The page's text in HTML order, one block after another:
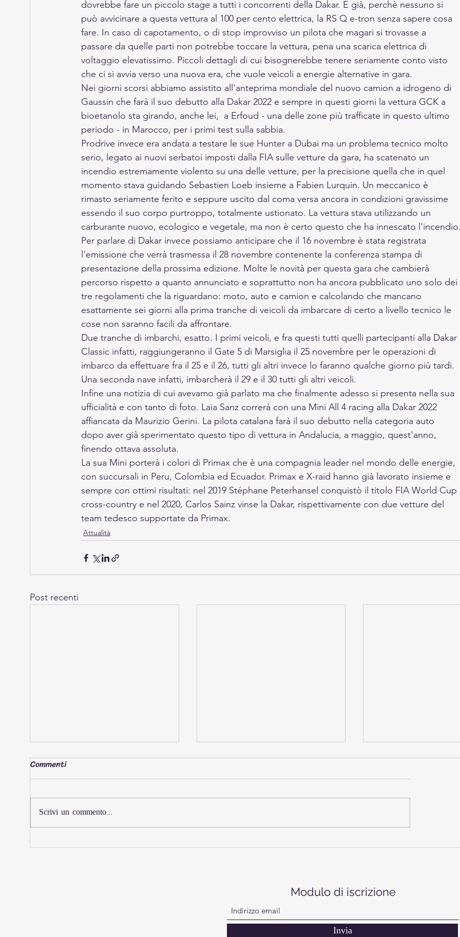
dovrebbe fare un piccolo stage a tutti i concorrenti della Dakar. E già, perchè nessuno si
può avvicinare a questa vettura al 100 per cento elettrica, la RS Q e-tron senza sapere cosa
fare. In caso di capotamento, o di stop improvviso un pilota che magari si trovasse a
passare da quelle parti non potrebbe toccare la vettura, pena una scarica elettrica di
voltaggio elevatissimo. Piccoli dettagli di cui bisognerebbe tenere seriamente conto visto
che ci si avvia verso una nuova era, che vuole veicoli a energie alternative in gara.
Nei giorni scorsi abbiamo assistito all'anteprima mondiale del nuovo camion a idrogeno di
Gaussin che farà il suo debutto alla Dakar 2022 e sempre in questi giorni la vettura GCK a
bioetanolo sta girando, anche lei,  a Erfoud - una delle zone più trafficate in questo ultimo
periodo - in Marocco, per i primi test sulla sabbia.
Prodrive invece era andata a testare le sue Hunter a Dubai ma un problema tecnico molto
serio, legato ai nuovi serbatoi imposti dalla FIA sulle vetture da gara, ha scatenato un
incendio estremamente violento su una delle vetture, per la precisione quella che in quel
momento stava guidando Sebastien Loeb insieme a Fabien Lurquin. Un meccanico è
rimasto seriamente ferito e seppure uscito dal coma versa ancora in condizioni gravissime
essendo il suo corpo purtroppo, totalmente ustionato. La vettura stava utilizzando un
carburante nuovo, ecologico e vegetale, ma non è certo questo che ha innescato
Per parlare di Dakar invece possiamo anticipare che il 16 novembre è stata registrata
l'emissione che verrà trasmessa il 28 novembre contenente la conferenza stampa di
presentazione della prossima edizione. Molte le novità per questa gara che cambierà
percorso rispetto a quanto annunciato e soprattutto non ha ancora pubblicato uno solo dei
tre regolamenti che la riguardano: moto, auto e camion e calcolando che mancano
esattamente sei giorni alla prima tranche di veicoli da imbarcare di certo a livello tecnico le
cose non saranno facili da affrontare.
Due tranche di imbarchi, esatto. I primi veicoli, e fra questi tutti quelli partecipanti alla Dakar
Classic infatti, raggiungeranno il Gate 5 di Marsiglia il 25 novembre per le operazioni di
imbarco da effettuare fra il 25 e il 26, tutti gli altri invece lo faranno qualche giorno più tardi.
Una seconda nave infatti, imbarcherà il 29 e il 30 tutti gli altri veicoli.
Infine una notizia di cui avevamo già parlato ma che finalmente adesso si presenta nella sua
ufficialità e con tanto di foto. Laia Sanz correrà con una Mini All 4 racing alla Dakar 2022
affiancata da Maurizio Gerini. La pilota catalana farà il suo debutto nella categoria auto
dopo aver già sperimentato questo tipo di vettura in Andalucia, a maggio, quest'anno,
finendo ottava assoluta.
La sua Mini porterà i colori di Primax che è una compagnia leader nel mondo delle energie,
con succursali in Peru, Colombia ed Ecuador. Primax e X-raid hanno già lavorato insieme e
sempre con ottimi risultati: nel 2019 Stéphane Peterhansel conquistò il titolo FIA World Cup
cross-country e nel 2020, Carlos Sainz vinse la Dakar, rispettivamente con due vetture del
team tedesco supportate da Primax.
Attualità
Post recenti
Iscrizioni aperte per il
Africa Eco Race e Roma Moto
LA BATTAGLIA SUL
A CASA
Commenti
Scrivi un commento...
Modulo di iscrizione
Invia